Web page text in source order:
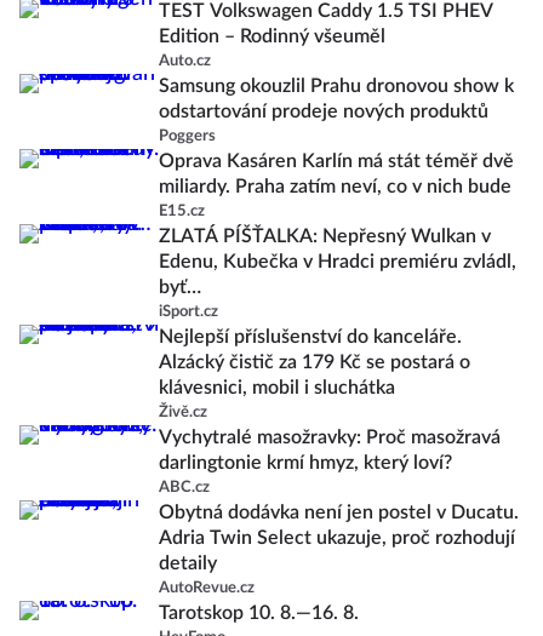
TEST Volkswagen Caddy 1.5 TSI PHEV
Edition – Rodinný všeuměl
Auto.cz
Samsung okouzlil Prahu dronovou show k
odstartování prodeje nových produktů
Poggers
Oprava Kasáren Karlín má stát téměř dvě
miliardy. Praha zatím neví, co v nich bude
E15.cz
ZLATÁ PÍŠŤALKA: Nepřesný Wulkan v
Edenu, Kubečka v Hradci premiéru zvládl,
byť…
iSport.cz
Nejlepší příslušenství do kanceláře.
Alzácký čistič za 179 Kč se postará o
klávesnici, mobil i sluchátka
Živě.cz
Vychytralé masožravky: Proč masožravá
darlingtonie krmí hmyz, který loví?
ABC.cz
Obytná dodávka není jen postel v Ducatu.
Adria Twin Select ukazuje, proč rozhodují
detaily
AutoRevue.cz
Tarotskop 10. 8.—16. 8.